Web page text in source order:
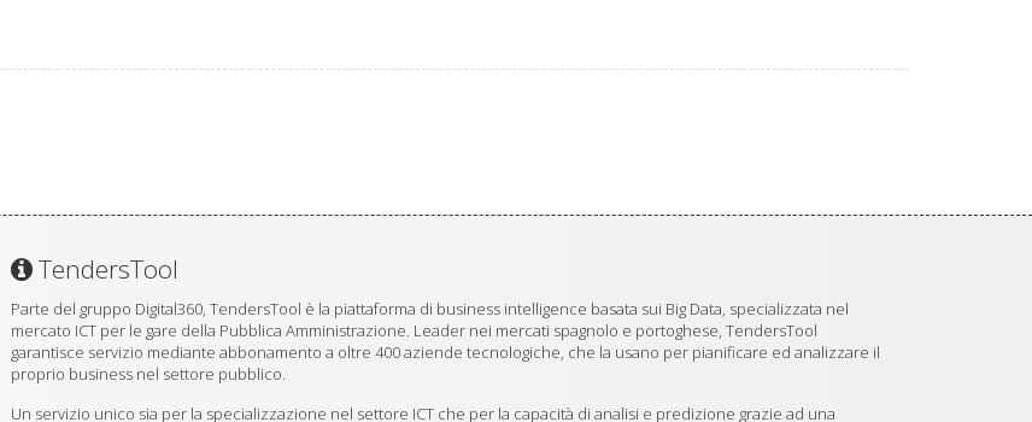
TendersTool
Parte del gruppo Digital360, TendersTool è la piattaforma di business intelligence basata sui Big Data, specializzata nel
mercato ICT per le gare della Pubblica Amministrazione. Leader nei mercati spagnolo e portoghese, TendersTool
garantisce servizio mediante abbonamento a oltre 400 aziende tecnologiche, che la usano per pianificare ed analizzare il
proprio business nel settore pubblico.
Un servizio unico sia per la specializzazione nel settore ICT che per la capacità di analisi e predizione grazie ad una